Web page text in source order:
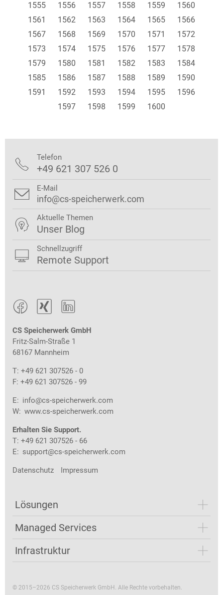
1555
1556 1557 1558 1559
1560
1561
1562 1563 1564 1565
1566
1567
1568 1569 1570 1571
1572
1573
1574 1575 1576 1577
1578
1579
1580 1581 1582 1583
1584
1585
1586 1587 1588 1589
1590
1591
1592 1593 1594 1595
1596
1597
1598 1599 1600
  
CS Speicherwerk GmbH
Fritz-Salm-Straße 1
68167 Mannheim
T: +49 621 307526 - 0
F: +49 621 307526 - 99
E: info@cs-speicherwerk.com
W: www.cs-speicherwerk.com
Erhalten Sie Support.
T: +49 621 307526 - 66
E: support@cs-speicherwerk.com
Datenschutz Impressum
Lösungen
Managed Services
Infrastruktur
 Telefon
+49 621 307 526 0
 E-Mail
info@cs-speicherwerk.com
 Aktuelle Themen
Unser Blog
 Schnellzugriff
Remote Support
© 2015–2026 CS Speicherwerk GmbH. Alle Rechte vorbehalten.